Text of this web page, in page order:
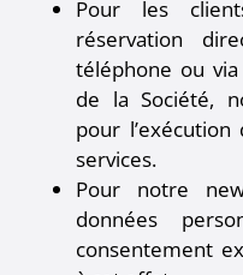
Pour les
réservation
téléphone ou
de la Société,
pour
services.
Pour notre
données
consentement